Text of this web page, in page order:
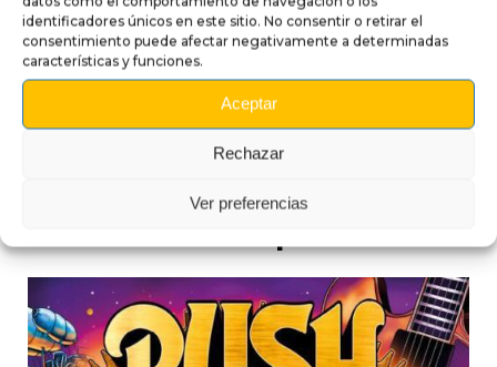
identificadores únicos en este sitio. No consentir o retirar el
consentimiento puede afectar negativamente a determinadas
características y funciones.
Aceptar
Rechazar
Ver preferencias
instalación ideal,
trabaje a temperatura moderada y utilice una espátula
suave.